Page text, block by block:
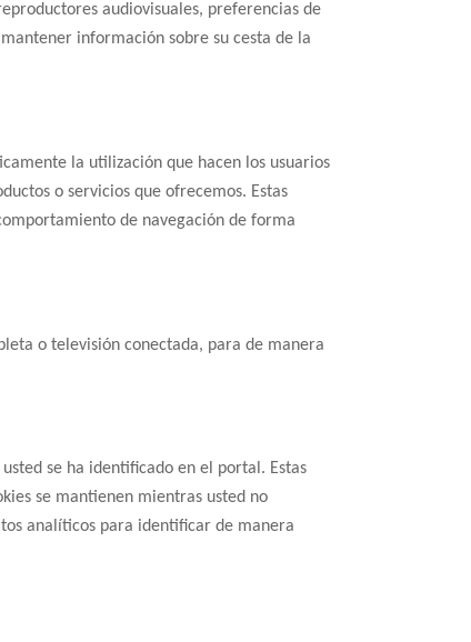
audiovisuales, preferencias de
información sobre su cesta de la
la utilización que hacen los usuarios
o servicios que ofrecemos. Estas
de navegación de forma
o televisión conectada, para de manera
se ha identificado en el portal. Estas
se mantienen mientras usted no
analíticos para identificar de manera